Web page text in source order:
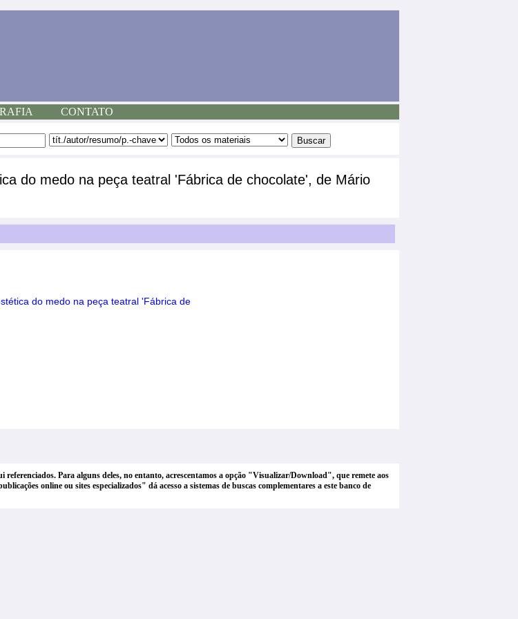
CONTATO
do medo na peça teatral 'Fábrica de chocolate', de Mário
do medo na peça teatral 'Fábrica de
Para alguns deles, no entanto, acrescentamos a opção "Visualizar/Download", que remete aos
online ou sites especializados" dá acesso a sistemas de buscas complementares a este banco de